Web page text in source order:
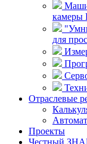
камеры
для
Отраслевые
Проекты
Честный